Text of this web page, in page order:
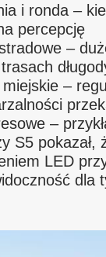
i ronda –
percepcję
–
–
–
S5 pokazał,
LED
dla